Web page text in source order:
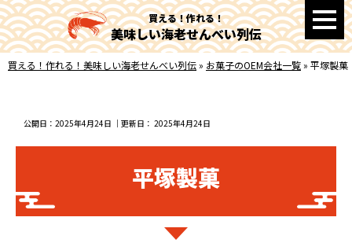
買える！作れる！
美味しい海老せんべい列伝
買える！作れる！美味しい海老せんべい列伝» お菓子のOEM会社一覧» 平塚製菓
公開日： 2025年4月24日 ｜更新日： 2025年4月24日
平塚製菓